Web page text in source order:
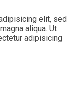
elit, sed
aliqua. Ut
adipisicing